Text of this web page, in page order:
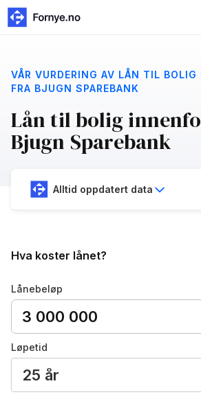
VÅR VURDERING AV LÅN TIL
FRA BJUGN SPAREBANK
Lån til bolig
Bjugn Sparebank
Alltid oppdatert data
Hva koster lånet?
Lånebeløp
Løpetid